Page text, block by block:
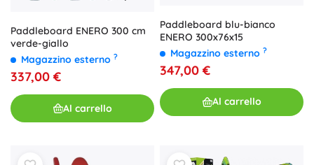
Paddleboard ENERO 300 cm
verde-giallo
Magazzino esterno ?
337,00 €
Al carrello
Paddleboard blu-bianco
ENERO 300x76x15
Magazzino esterno ?
347,00 €
Al carrello